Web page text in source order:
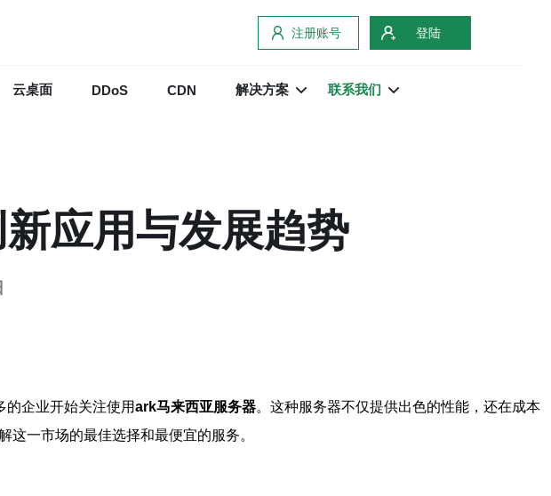
注册账号 登陆
云桌面 DDoS CDN 解决方案 联系我们
应用与发展趋势
企业开始关注使用ark马来西亚服务器。这种服务器不仅提供出色的性能，还在成本
这一市场的最佳选择和最便宜的服务。